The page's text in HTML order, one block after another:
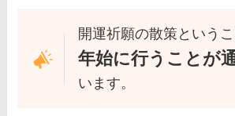
開運祈願の散策というこ
年始に行うことが
います。